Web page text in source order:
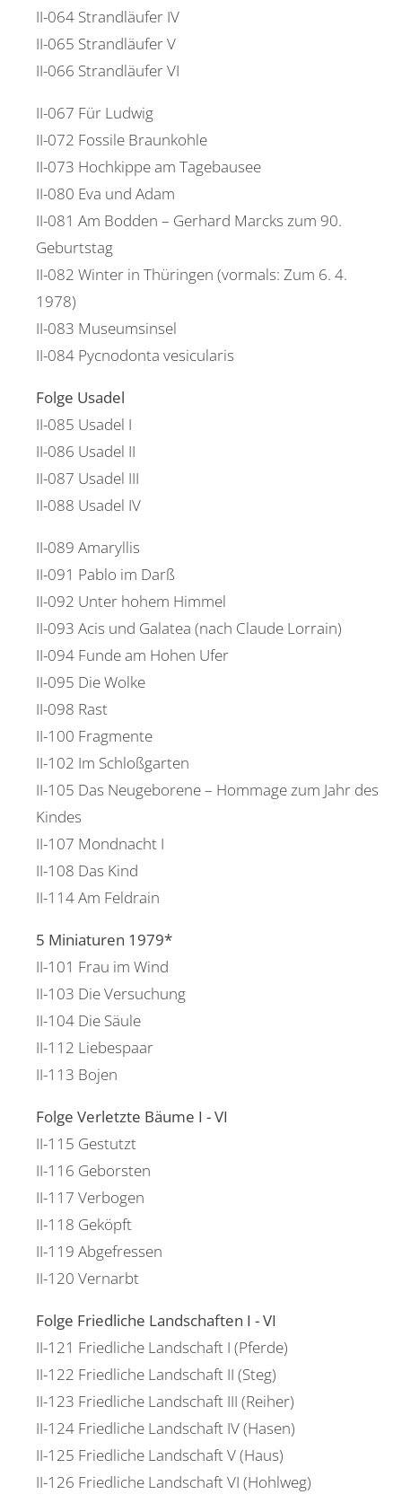
II-064 Strandläufer IV
II-065 Strandläufer V
II-066 Strandläufer VI
II-067 Für Ludwig
II-072 Fossile Braunkohle
II-073 Hochkippe am Tagebausee
II-080 Eva und Adam
II-081 Am Bodden – Gerhard Marcks zum 90.
Geburtstag
II-082 Winter in Thüringen (vormals: Zum 6. 4.
1978)
II-083 Museumsinsel
II-084 Pycnodonta vesicularis
Folge Usadel
II-085 Usadel I
II-086 Usadel II
II-087 Usadel III
II-088 Usadel IV
II-089 Amaryllis
II-091 Pablo im Darß
II-092 Unter hohem Himmel
II-093 Acis und Galatea (nach Claude Lorrain)
II-094 Funde am Hohen Ufer
II-095 Die Wolke
II-098 Rast
II-100 Fragmente
II-102 Im Schloßgarten
II-105 Das Neugeborene – Hommage zum Jahr des
Kindes
II-107 Mondnacht I
II-108 Das Kind
II-114 Am Feldrain
5 Miniaturen 1979*
II-101 Frau im Wind
II-103 Die Versuchung
II-104 Die Säule
II-112 Liebespaar
II-113 Bojen
Folge Verletzte Bäume I - VI
II-115 Gestutzt
II-116 Geborsten
II-117 Verbogen
II-118 Geköpft
II-119 Abgefressen
II-120 Vernarbt
Folge Friedliche Landschaften I - VI
II-121 Friedliche Landschaft I (Pferde)
II-122 Friedliche Landschaft II (Steg)
II-123 Friedliche Landschaft III (Reiher)
II-124 Friedliche Landschaft IV (Hasen)
II-125 Friedliche Landschaft V (Haus)
II-126 Friedliche Landschaft VI (Hohlweg)